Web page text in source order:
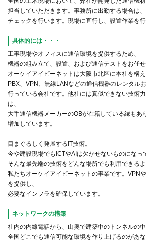
担当していただきます。事務所に出勤する場合は
チェックを行います。現場に直行し、設置作業を行
具体的には・・・
工事現場やオフィスに通信環境を提供するため、
機器の組み立て、設置、および通信テストをお任せ
オーケイアイピーネットは大阪市北区に本社を構え
PBX、VPN、無線LANなどの通信機器のレンタル
行っている会社です。他社には真似できない技術
は、
⼤⼿通信機器メーカーのOBが在籍している縁もあ
増加しています。
目まぐるしく発展するIT技術。
今や建設現場でもICTやAIは欠かせないものになっ
そんな最先端の技術をどんな場所でも利用できるよ
私たちオーケイアイピーネットの事業です。VPN
を提供し、
必要なインフラを確保しています。
ネットワークの構築
社内の内線電話から、山奥で建築中のトンネルの中
全国どこでも通信可能な環境を作り上げるのがあな